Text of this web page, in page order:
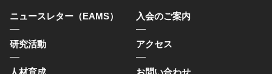
ニュースレター（EAMS）
研究活動
人材育成
入会のご案内
アクセス
お問い合わせ